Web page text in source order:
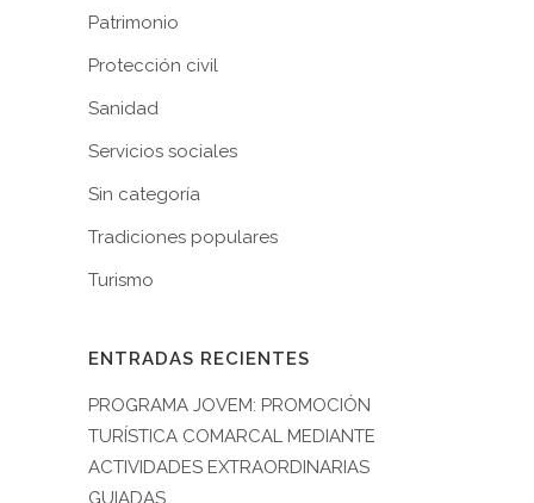
Patrimonio
Protección civil
Sanidad
Servicios sociales
Sin categoría
Tradiciones populares
Turismo
ENTRADAS RECIENTES
PROGRAMA JOVEM: PROMOCIÓN
TURÍSTICA COMARCAL MEDIANTE
ACTIVIDADES EXTRAORDINARIAS
GUIADAS.